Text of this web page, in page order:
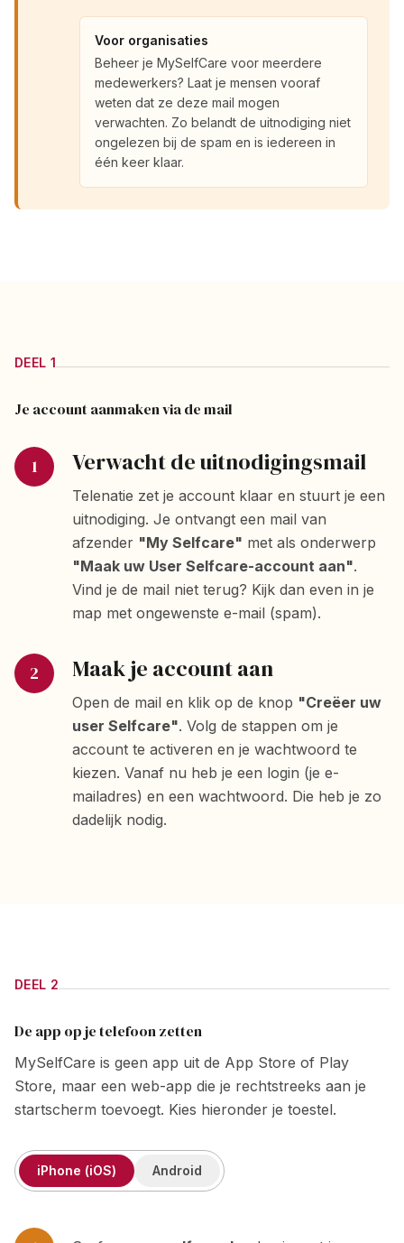
Voor organisaties
Beheer je MySelfCare voor meerdere
medewerkers? Laat je mensen vooraf
weten dat ze deze mail mogen
verwachten. Zo belandt de uitnodiging niet
ongelezen bij de spam en is iedereen in
één keer klaar.
DEEL 1
Je account aanmaken via de mail
1 Verwacht de uitnodigingsmail
Telenatie zet je account klaar en stuurt je een
uitnodiging. Je ontvangt een mail van
afzender "My Selfcare" met als onderwerp
"Maak uw User Selfcare-account aan".
Vind je de mail niet terug? Kijk dan even in je
map met ongewenste e-mail (spam).
2 Maak je account aan
Open de mail en klik op de knop "Creëer uw
user Selfcare". Volg de stappen om je
account te activeren en je wachtwoord te
kiezen. Vanaf nu heb je een login (je e-
mailadres) en een wachtwoord. Die heb je zo
dadelijk nodig.
DEEL 2
De app op je telefoon zetten
MySelfCare is geen app uit de App Store of Play
Store, maar een web-app die je rechtstreeks aan je
startscherm toevoegt. Kies hieronder je toestel.
iPhone (iOS) Android